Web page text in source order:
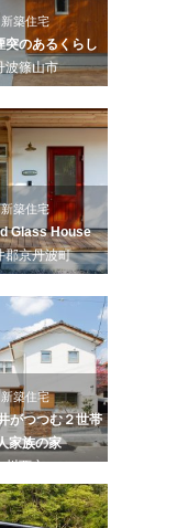
新築住宅
突のあるくらし
波篠山市
新築住宅
Glass House
郡京丹波町
新築住宅
がつつむ２世帯
家族の家
川西市